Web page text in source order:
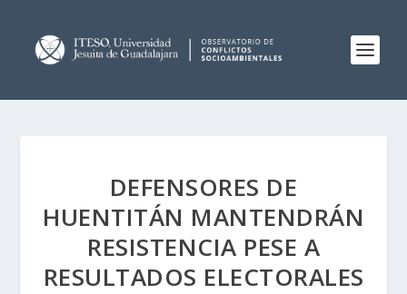
DEFENSORES DE
HUENTITÁN MANTENDRÁN
RESISTENCIA PESE A
RESULTADOS ELECTORALES